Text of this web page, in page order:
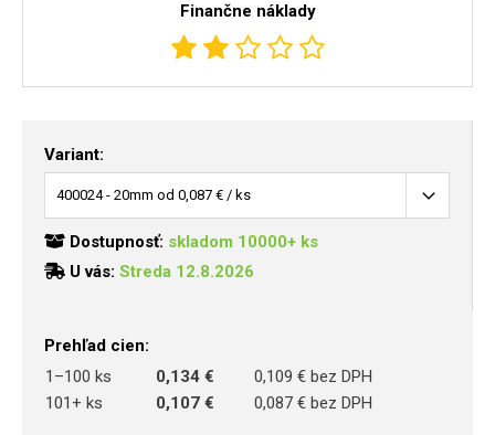
Finančne náklady
Variant:
Dostupnosť: skladom 10000+ ks
U vás: Streda 12.8.2026
Prehľad cien:
1–100 ks
0,134 €
0,109 € bez DPH
101+ ks
0,107 € 0,087 € bez DPH